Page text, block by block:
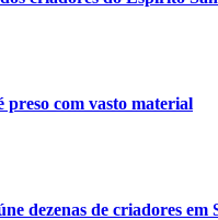
preso com vasto material
dezenas de criadores